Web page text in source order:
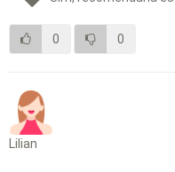
0 0
Lilian